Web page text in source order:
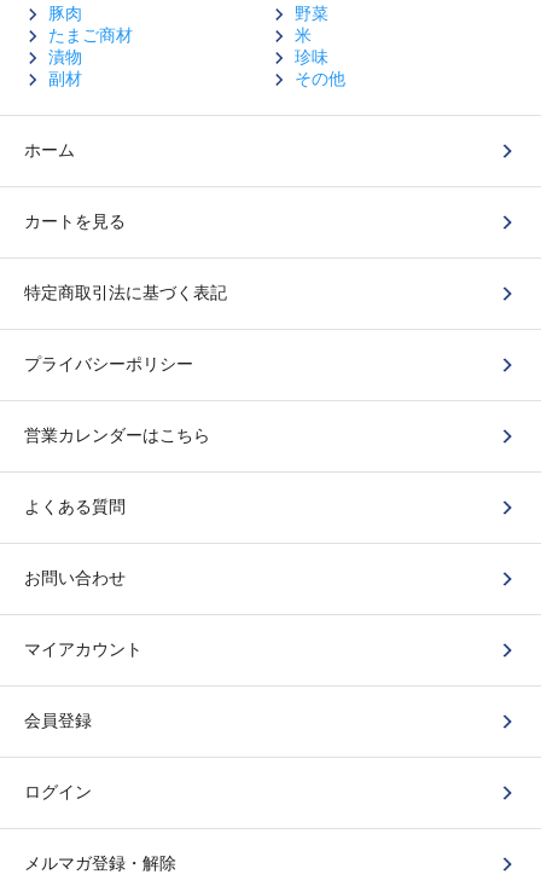
豚肉
野菜
たまご商材
米
漬物
珍味
副材
その他
ホーム
カートを見る
特定商取引法に基づく表記
プライバシーポリシー
営業カレンダーはこちら
よくある質問
お問い合わせ
マイアカウント
会員登録
ログイン
メルマガ登録・解除